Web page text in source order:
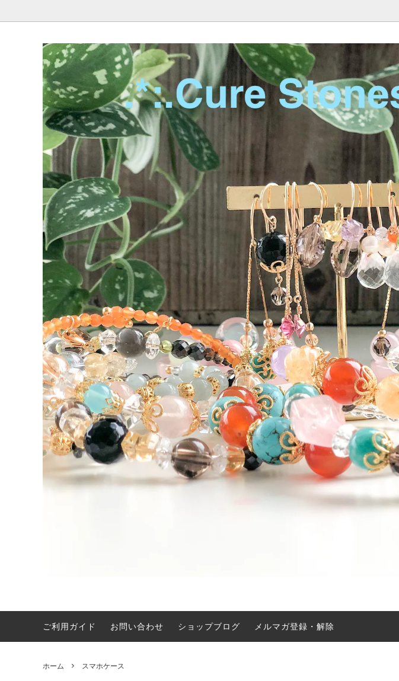
限定ブレスレット men.sブレスレット
ご利用ガイド お問い合わせ ショップブログ メルマガ登録・解除
ホーム スマホケース